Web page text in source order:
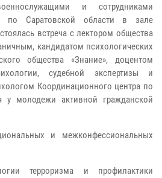
и сотрудниками
по Саратовской области в зале
встреча с лектором общества
кандидатом психологических
общества «Знание», доцентом
судебной экспертизы и
Координационного центра по
у молодежи активной гражданской
и межконфессиональных
терроризма и профилактики